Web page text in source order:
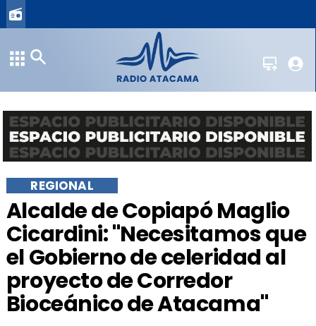
​Alcalde de Copiapó Maglio
Cicardini: "Necesitamos que
el Gobierno de celeridad al
proyecto de Corredor
Bioceánico de Atacama"
REGIONAL